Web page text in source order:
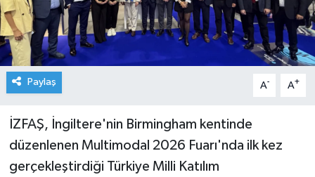
Paylaş A- A+
İZFAŞ, İngiltere'nin Birmingham kentinde
düzenlenen Multimodal 2026 Fuarı'nda ilk kez
gerçekleştirdiği Türkiye Milli Katılım